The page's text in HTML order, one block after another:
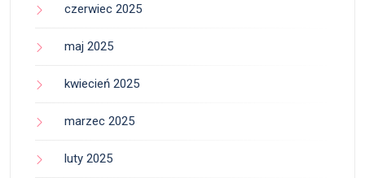
czerwiec 2025
maj 2025
kwiecień 2025
marzec 2025
luty 2025